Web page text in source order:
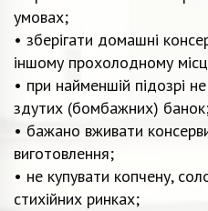
умовах;
• зберігати домашні
іншому прохолодному
• при найменшій підозрі
здутих (бомбажних)
• бажано вживати
виготовлення;
• не купувати копчену,
стихійних ринках;